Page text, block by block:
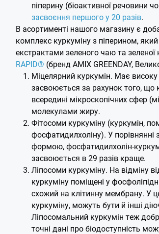
піперину (біоактивної речовини
засвоєння першого у 20 разів.
В асортименті нашого магазину є
комплекс куркуміну з піперином,
екстрактами зеленого чаю та зеленої
RAPID® (бренд AMIX GREENDAY,
Міцелярний куркумін. Має високу
засвоюється за рахунок того, що
всередині мікроскопічних сфер
молекулами жиру.
Фітосоми куркуміну (куркумін,
фосфатидилхоліну). У порівнянні
формою, фосфатидилхолін-
засвоюється в 29 разів краще.
Ліпосоми куркуміну. На відміну
куркуміну поміщені у
схожий на клітинну мембрану. У
куркуміну, можуть бути й інші
Ліпосомальний куркумін теж
точні дані про біодоступність